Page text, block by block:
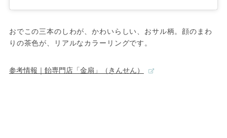
おでこの三本のしわが、かわいらしい、おサル柄。顔のまわ
りの茶色が、リアルなカラーリングです。
参考情報｜飴専門店「金扇」（きんせん）